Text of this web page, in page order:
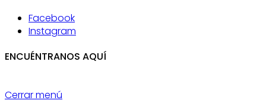
Facebook
Instagram
ENCUÉNTRANOS AQUÍ
Cerrar menú